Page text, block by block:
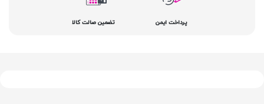
پرداخت ایمن تضمین صالت کالا